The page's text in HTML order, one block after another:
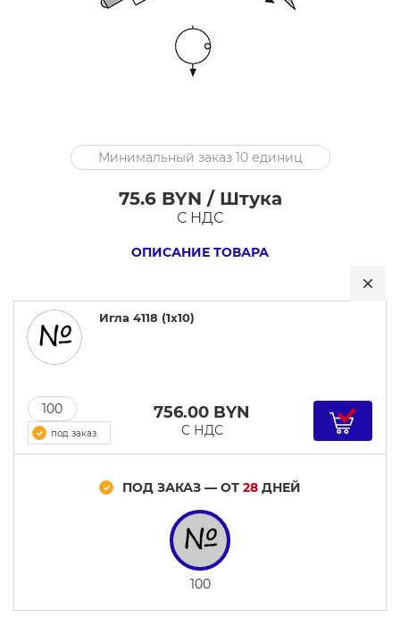
Игла
Минимальный заказ 10 единиц
75.6 BYN / Штука
С НДС
ОПИСАНИЕ ТОВАРА
Игла 4118 (1x10)
100
под заказ
756.00 BYN
С НДС
ПОД ЗАКАЗ — ОТ 28 ДНЕЙ
100